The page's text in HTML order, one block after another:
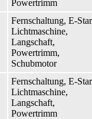
Powertrimm
Fernschaltung, E-
Lichtmaschine,
Langschaft,
Powertrimm,
Schubmotor
Fernschaltung, E-
Lichtmaschine,
Langschaft,
Powertrimm